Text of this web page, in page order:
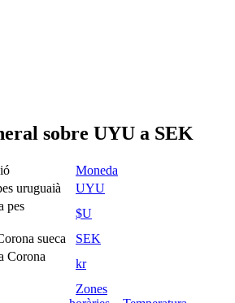
sobre UYU a SEK
Moneda
uruguaià
UYU
pes
$U
sueca
SEK
Corona
kr
Zones